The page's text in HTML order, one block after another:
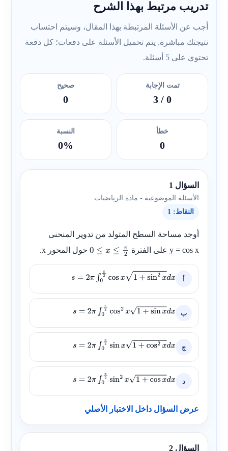
تدريب مرتبط بهذا الشرح
أجب عن الأسئلة المرتبطة بهذا المقال، وسيتم احتساب
نتيجتك مباشرة. يتم تحميل الأسئلة على دفعات؛ كل دفعة
تحتوي على 5 أسئلة.
تمت الإجابة
0
/ 3
صحيح
0
خطأ
0
النسبة
0%
السؤال 1
الأسئلة الموضوعية - مادة الرياضيات
النقاط: 1
أوجد مساحة السطح المتولد من تدوير المنحنى
y = cos xعلى الفترة 0 ≤x ≤π 2 حول المحور x
.
أ s =2 π∫0π2cosx1 +sin 2x dx
ب s =2π∫0π2cos2x1 +sin x dx
ج s =2π∫0π2sinx1+cos2 xd x
د s =2π∫0π2sin2x1 +cosx dx
عرض السؤال داخل الاختبار الأصلي
السؤال 2